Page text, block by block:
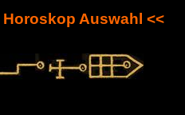
Auswahl <<